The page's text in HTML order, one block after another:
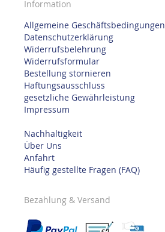
Information
Allgemeine Geschäftsbedingungen
Datenschutzerklärung
Widerrufsbelehrung
Widerrufsformular
Bestellung stornieren
Haftungsausschluss
gesetzliche Gewährleistung
Impressum
Nachhaltigkeit
Über Uns
Anfahrt
Häufig gestellte Fragen (FAQ)
Bezahlung & Versand